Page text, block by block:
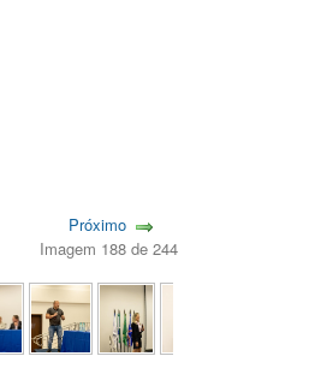
Próximo
Imagem 188 de 244